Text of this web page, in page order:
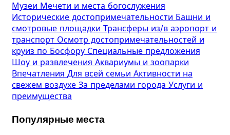
Музеи Мечети и места богослужения
Исторические достопримечательности Башни и
смотровые площадки Трансферы из/в аэропорт и
транспорт Осмотр достопримечательностей и
круиз по Босфору Специальные предложения
Шоу и развлечения Аквариумы и зоопарки
Впечатления Для всей семьи Активности на
свежем воздухе За пределами города Услуги и
преимущества
Популярные места